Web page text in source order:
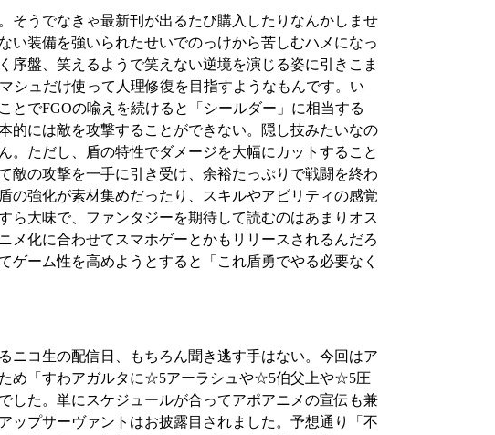
うでなきゃ最新刊が出るたび購入したりなんかしませ
い装備を強いられたせいでのっけから苦しむハメになっ
盤、笑えるようで笑えない逆境を演じる姿に引きこま
ュだけ使って人理修復を目指すようなもんです。い
でFGOの喩えを続けると「シールダー」に相当する
的には敵を攻撃することができない。隠し技みたいなの
。ただし、盾の特性でダメージを大幅にカットすること
敵の攻撃を一手に引き受け、余裕たっぷりで戦闘を終わ
の強化が素材集めだったり、スキルやアビリティの感覚
ら大味で、ファンタジーを期待して読むのはあまりオス
メ化に合わせてスマホゲーとかもリリースされるんだろ
ーム性を高めようとすると「これ盾勇でやる必要なく
コ生の配信日、もちろん聞き逃す手はない。今回はア
め「すわアガルタに☆5アーラシュや☆5伯父上や☆5圧
した。単にスケジュールが合ってアポアニメの宣伝も兼
ップサーヴァントはお披露目されました。予想通り「不